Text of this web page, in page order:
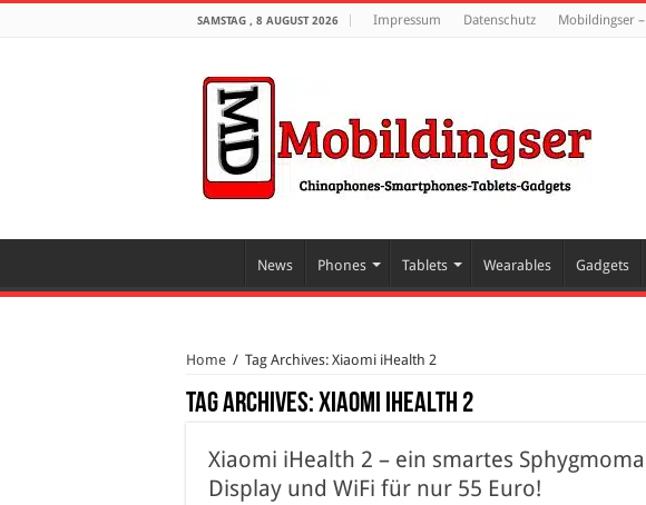
SAMSTAG , 8 AUGUST 2026 Impressum Datenschutz Mobildingser –
News Phones Tablets Wearables Gadgets
Home / Tag Archives: Xiaomi iHealth 2
Tag Archives:Xiaomi iHealth 2
Xiaomi iHealth 2 – ein smartes
Display und WiFi für nur 55 Euro!